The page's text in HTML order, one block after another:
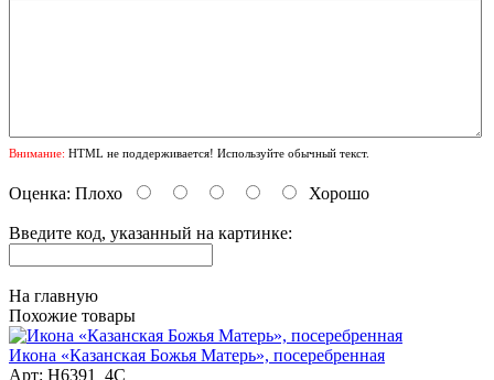
Внимание: HTML не поддерживается! Используйте обычный текст.
Оценка: Плохо Хорошо
Введите код, указанный на картинке:
На главную
Похожие товары
Икона «Казанская Божья Матерь», посеребренная
Арт: H6391_4C